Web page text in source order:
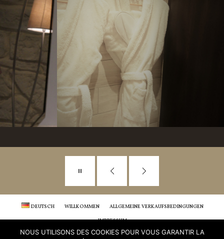
DEUTSCH WILLKOMMEN
ALLGEMEINE VERKAUFSBEDINGUNGEN
IMPRESSUM
NOUS UTILISONS DES COOKIES POUR VOUS GARANTIR LA